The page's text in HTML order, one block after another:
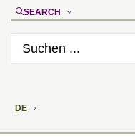
SEARCH
DE